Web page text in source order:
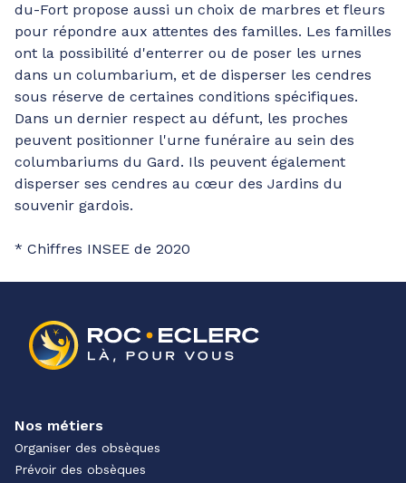
du-Fort propose aussi un choix de marbres et fleurs
pour répondre aux attentes des familles. Les familles
ont la possibilité d'enterrer ou de poser les urnes
dans un columbarium, et de disperser les cendres
sous réserve de certaines conditions spécifiques.
Dans un dernier respect au défunt, les proches
peuvent positionner l'urne funéraire au sein des
columbariums du Gard. Ils peuvent également
disperser ses cendres au cœur des Jardins du
souvenir gardois.
* Chiffres INSEE de 2020
Nos métiers
Organiser des obsèques
Prévoir des obsèques